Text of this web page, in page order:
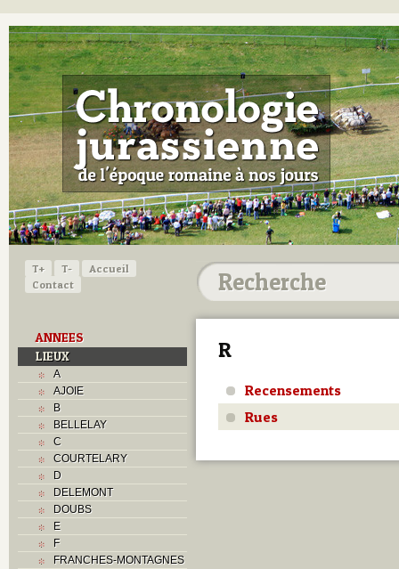
T+ T-
Accueil
Contact
ANNEES
LIEUX
A
AJOIE
B
BELLELAY
C
COURTELARY
D
DELEMONT
DOUBS
E
F
FRANCHES-MONTAGNES
R
Recensements
Rues